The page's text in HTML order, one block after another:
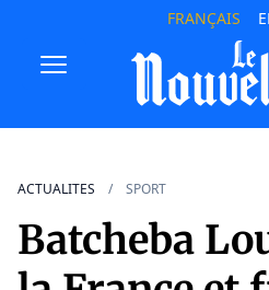
FRANÇAIS
ACTUALITES SPORT
Batcheba